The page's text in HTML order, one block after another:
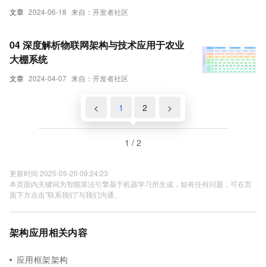
文章 2024-06-18 来自：开发者社区
文章 2024-04-07 来自：开发者社区
04 深度解析物联网架构与技术应用于农业
大棚系统
< 1 2 >
1 / 2
更新时间 2025-05-20 09:24:23
本页面内关键词为智能算法引擎基于机器学习所生成，如有任何问题，可在页
面下方点击"联系我们"与我们沟通。
架构应用相关内容
应用框架架构